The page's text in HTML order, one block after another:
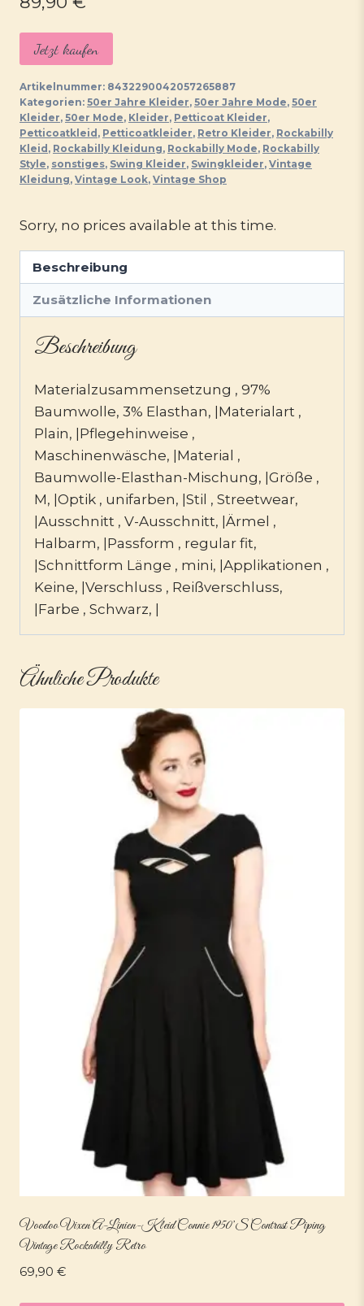
Jetzt kaufen
Artikelnummer: 8432290042057265887
Kategorien: 50er Jahre Kleider, 50er Jahre Mode, 50er
Kleider, 50er Mode, Kleider, Petticoat Kleider,
Petticoatkleid , Petticoatkleider, Retro Kleider, Rockabilly
Kleid , Rockabilly Kleidung, Rockabilly Mode, Rockabilly
Style, sonstiges, Swing Kleider, Swingkleider, Vintage
Kleidung, Vintage Look, Vintage Shop
Sorry, no prices available at this time.
Beschreibung
Zusätzliche Informationen
Beschreibung
Materialzusammensetzung , 97%
Baumwolle, 3% Elasthan, |Materialart ,
Plain, |Pflegehinweise ,
Maschinenwäsche, |Material ,
Baumwolle-Elasthan-Mischung, |Größe ,
M, |Optik , unifarben, |Stil , Streetwear,
|Ausschnitt , V-Ausschnitt, |Ärmel ,
Halbarm, |Passform , regular fit,
|Schnittform Länge , mini, |Applikationen ,
Keine, |Verschluss , Reißverschluss,
|Farbe , Schwarz, |
Ähnliche Produkte
Voodoo Vixen A-Linien-Kleid Connie 1950’s Contrast Piping
Vintage Rockabilly Retro
69,90 €